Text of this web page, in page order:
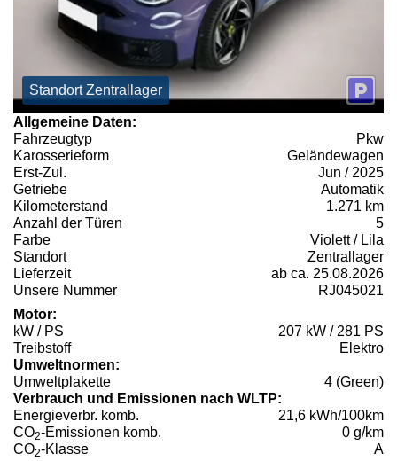
Standort Zentrallager
Allgemeine Daten:
Fahrzeugtyp
Pkw
Karosserieform
Geländewagen
Erst-Zul.
Jun / 2025
Getriebe
Automatik
Kilometerstand
1.271 km
Anzahl der Türen
5
Farbe
Violett / Lila
Standort
Zentrallager
Lieferzeit
ab ca. 25.08.2026
Unsere Nummer
RJ045021
Motor:
kW / PS
207 kW / 281 PS
Treibstoff
Elektro
Umweltnormen:
Umweltplakette
4 (Green)
Verbrauch und Emissionen nach WLTP:
Energieverbr. komb.
21,6 kWh/100km
CO2-Emissionen komb.
0 g/km
CO2-Klasse A